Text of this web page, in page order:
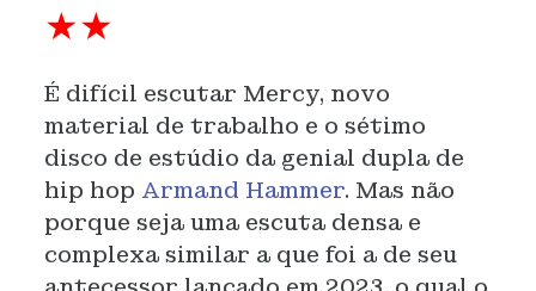
★★
É difícil escutar Mercy, novo
material de trabalho e o sétimo
disco de estúdio da genial dupla de
hip hop Armand Hammer. Mas não
porque seja uma escuta densa e
complexa similar a que foi a de seu